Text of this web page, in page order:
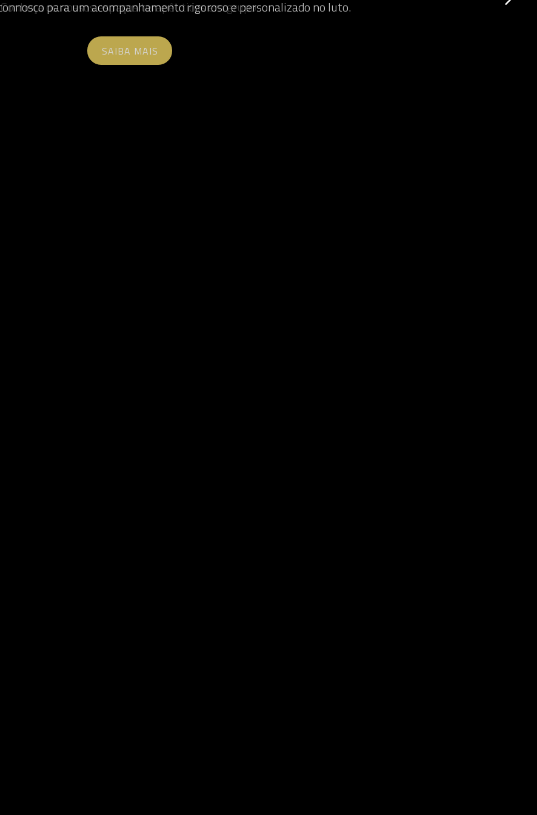
Conheça os nossos espaços terapêuticos em grupo.
SAIBA MAIS